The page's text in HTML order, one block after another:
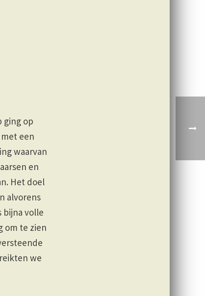
ging op
een
waarvan
en
Het doel
alvorens
bijna volle
om te zien
we